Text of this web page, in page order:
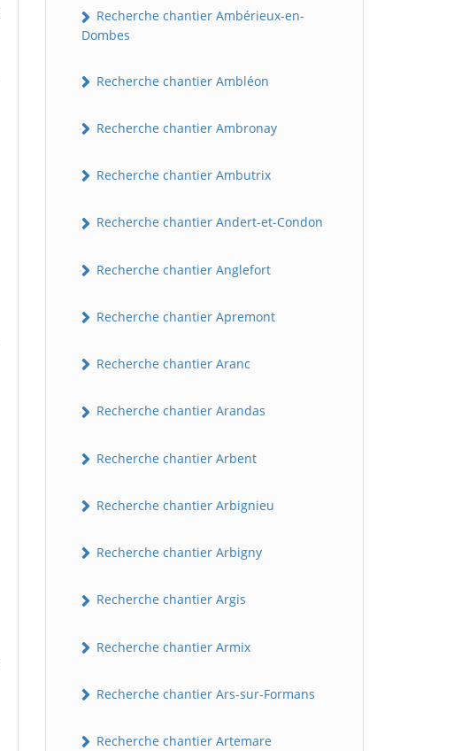
Recherche chantier Ambérieux-en-
Dombes
Recherche chantier Ambléon
Recherche chantier Ambronay
Recherche chantier Ambutrix
Recherche chantier Andert-et-Condon
Recherche chantier Anglefort
Recherche chantier Apremont
Recherche chantier Aranc
Recherche chantier Arandas
Recherche chantier Arbent
Recherche chantier Arbignieu
Recherche chantier Arbigny
Recherche chantier Argis
Recherche chantier Armix
Recherche chantier Ars-sur-Formans
Recherche chantier Artemare